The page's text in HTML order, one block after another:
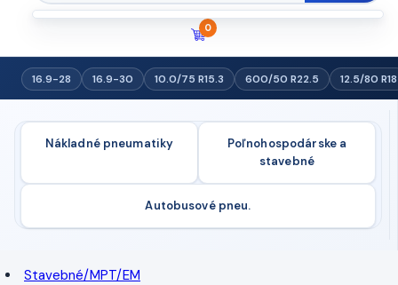
0
16.9-28 16.9-30 10.0/75 R15.3 600/50 R22.5 12.5/80 R18
Nákladné pneumatiky
Poľnohospodárske a
stavebné
Autobusové pneu.
Stavebné/MPT/EM